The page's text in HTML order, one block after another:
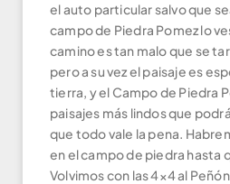
el auto particular salvo que
campo de Piedra Pomez lo
camino es tan malo que se
pero a su vez el paisaje es
tierra, y el Campo de Piedra
paisajes más lindos que
que todo vale la pena.
en el campo de piedra hasta
Volvimos con las 4×4 al